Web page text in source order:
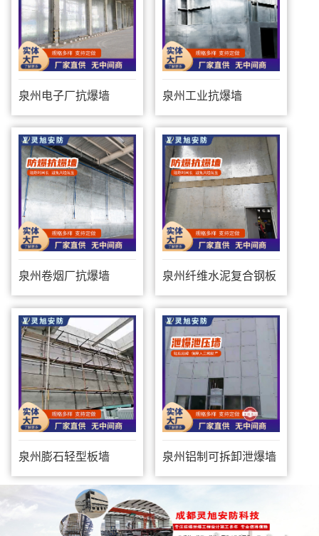
泉州电子厂抗爆墙 泉州工业抗爆墙
泉州卷烟厂抗爆墙 泉州纤维水泥复合钢板
防爆墙
泉州膨石轻型板墙 泉州铝制可拆卸泄爆墙